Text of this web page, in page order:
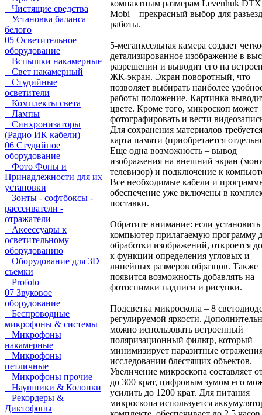
Чистящие средства
Установка баланса
белого
05 Осветительное
оборудование
Вспышки накамерные
Свет накамерный
Студийные
осветители
Комплекты света
Лампы
Синхронизаторы
(Радио ИК кабели)
06 Студийное
оборудование
Фото Фоны и
Принадлежности для их
установки
Зонты - софтбоксы -
рассеиватели -
отражатели
Аксессуары к
осветительному
оборудованию
Оборудование для 3D
съемки
Profoto
07 Звуковое
оборудование
Беспроводные
микрофоны & системы
Микрофоны
накамерные
Микрофоны
петличные
Микрофоны прочие
Наушники & Колонки
Рекордеры &
Диктофоны
компактным размерам Levenhuk
Mobi – прекрасный выбор для
работы.
5-мегапксельная камера создает
детализированное изображение в
разрешении и выводит его на
ЖК-экран. Экран поворотный, что
позволяет выбирать наиболее
работы положение. Картинка
цвете. Кроме того, микроскоп может
фотографировать и вести
Для сохранения материалов требуется
карта памяти (приобретается
Еще одна возможность – вывод
изображения на внешний экран
телевизор) и подключение к
Все необходимые кабели и
обеспечение уже включены в
поставки.
Обратите внимание: если установить
компьютер прилагаемую программу
обработки изображений, откроется
к функции определения угловых и
линейных размеров образцов. Также
появится возможность добавлять на
фотоснимки надписи и рисунки.
Подсветка микроскопа – 8
регулируемой яркости.
можно использовать встроенный
поляризационный фильтр, который
минимизирует паразитные
исследовании блестящих объектов.
Увеличение микроскопа составляет
до 300 крат, цифровым зумом его
усилить до 1200 крат. Для питания
микроскопа используется